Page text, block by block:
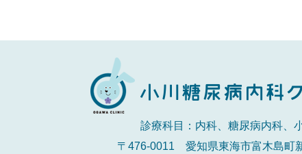
診療科目：内科、糖尿病内科、
〒476-0011 愛知県東海市富木島町